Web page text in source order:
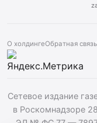
О холдингеОбратная связь
Сетевое издание
в Роскомнадзоре